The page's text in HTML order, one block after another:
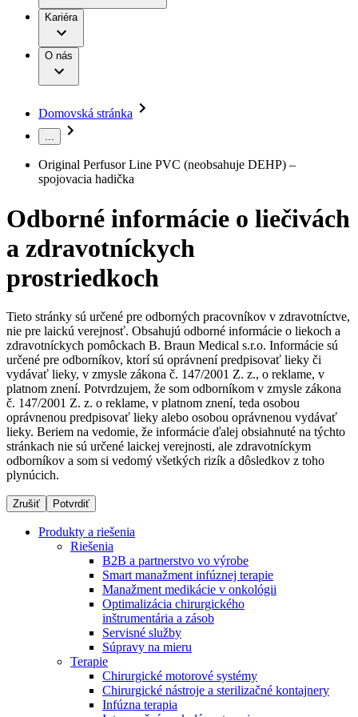
Terapie
Kontinencia a urológia
Liečba bolesti
Neurochirurgia
Nutričná terapia
Onkológia
Prevencia a kontrola infekcií
Spinálna chirurgia
Starostlivosť o rany
Starostlivosť o stómiu
Uzatváranie rán
Riešenia
Terapie
Produktový katalóg​
Objavte naše produkty. ​Navštívte produktový katalóg B.
Braun​ s našim kompletným produktovým portfóliom.​
B. Braun Avitum
Ochorenia
Služby pre pacientov
Dialyzačné strediská
B. Braun Avitum poskytuje kvalitnú dialyzačnú starostlivosť
vo všetkých svojich strediskách na Slovensku. Viac
informácií nájdete na stránke jednotlivých stredísk.
Práca a kariéra
Naša kultúra
Vaša príležitosť
Nájdite si prácu u nás​
Objavte svoje kariérne príležitosti ​v B. Braun. Vyhľadajte náš
trh práce​ pre zaujímavé pozície na Slovensku.​
Zodpovednosť
Médiá
Kontakt
Spoločnosť
Zodpovednosť
Kontakt
Kontakt
Zostaňte v dialógu s B. Braun. Kontaktujte nás.
Kariéra
O nás
Domovská stránka
...
Original Perfusor Line PVC (neobsahuje DEHP) –
spojovacia hadička
Odborné informácie o liečivách
a zdravotníckych
prostriedkoch
Tieto stránky sú určené pre odborných pracovníkov v zdravotníctve,
nie pre laickú verejnosť. Obsahujú odborné informácie o liekoch a
zdravotníckych pomôckach B. Braun Medical s.r.o. Informácie sú
určené pre odborníkov, ktorí sú oprávnení predpisovať lieky či
vydávať lieky, v zmysle zákona č. 147/2001 Z. z., o reklame, v
platnom znení. Potvrdzujem, že som odborníkom v zmysle zákona
č. 147/2001 Z. z. o reklame, v platnom znení, teda osobou
oprávnenou predpisovať lieky alebo osobou oprávnenou vydávať
lieky. Beriem na vedomie, že informácie ďalej obsiahnuté na týchto
stránkach nie sú určené laickej verejnosti, ale zdravotníckym
odborníkov a som si vedomý všetkých rizík a dôsledkov z toho
plynúcich.
Zrušiť Potvrdiť
Produkty a riešenia
Riešenia
B2B a partnerstvo vo výrobe
Smart manažment infúznej terapie
Manažment medikácie v onkológii
Optimalizácia chirurgického
inštrumentária a zásob
Servisné služby
Súpravy na mieru
Terapie
Chirurgické motorové systémy
Chirurgické nástroje a sterilizačné kontajnery
Infúzna terapia